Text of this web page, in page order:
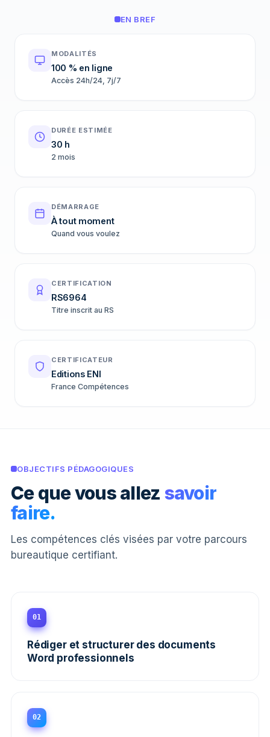
EN BREF
MODALITÉS
100 % en ligne
Accès 24h/24, 7j/7
DURÉE ESTIMÉE
30 h
2 mois
DÉMARRAGE
À tout moment
Quand vous voulez
CERTIFICATION
RS6964
Titre inscrit au RS
CERTIFICATEUR
Editions ENI
France Compétences
OBJECTIFS PÉDAGOGIQUES
Ce que vous allez savoir
faire.
Les compétences clés visées par votre parcours
bureautique certifiant.
01
Rédiger et structurer des documents
Word professionnels
02